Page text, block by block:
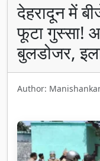
देहरादून में
फूटा गुस्सा!
बुलडोजर,
Author: